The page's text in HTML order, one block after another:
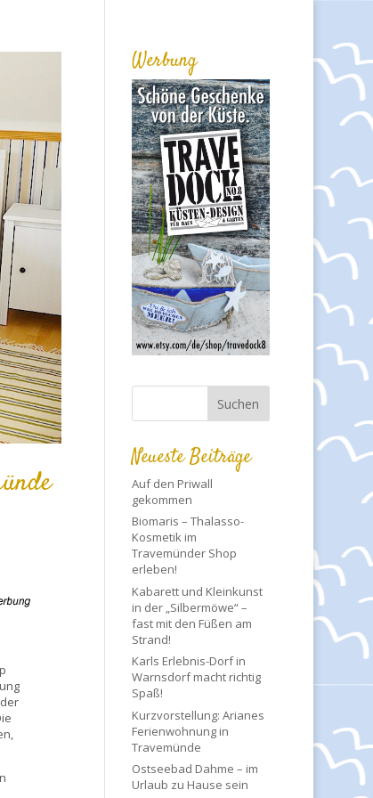
Werbung
Neueste Beiträge
Auf den Priwall
gekommen
Biomaris – Thalasso-
Kosmetik im
Travemünder Shop
erleben!
Kabarett und Kleinkunst
in der „Silbermöwe“ –
fast mit den Füßen am
Strand!
Karls Erlebnis-Dorf in
Warnsdorf macht richtig
Spaß!
Kurzvorstellung: Arianes
Ferienwohnung in
Travemünde
Ostseebad Dahme – im
Urlaub zu Hause sein